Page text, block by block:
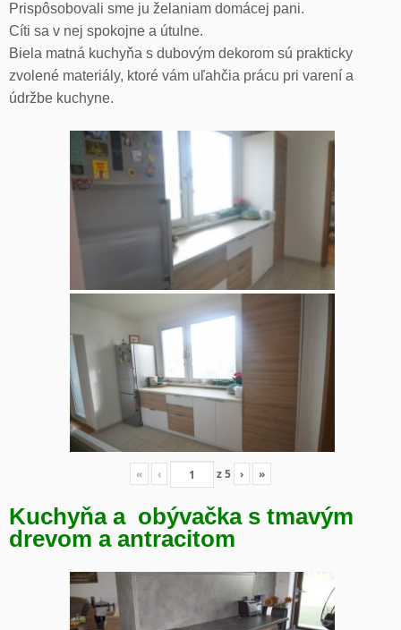
Prispôsobovali sme ju želaniam domácej pani.
Cíti sa v nej spokojne a útulne.
Biela matná kuchyňa s dubovým dekorom sú prakticky
zvolené materiály, ktoré vám uľahčia prácu pri varení a
údržbe kuchyne.
« ‹ z5 › »
Kuchyňa a obývačka s tmavým
drevom a antracitom